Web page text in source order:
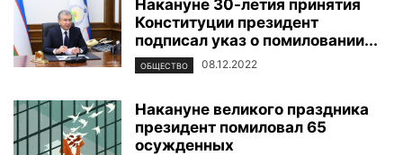
Накануне 30-летия принятия
Конституции президент
подписал указ о помиловании...
ОБЩЕСТВО 08.12.2022
Накануне великого праздника
президент помиловал 65
осужденных